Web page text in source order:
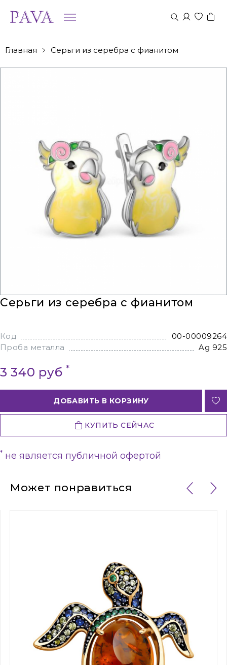
Главная Серьги из серебра с фианитом
Серьги из серебра с фианитом
Код
00-00009264
Проба металла
Ag 925
3 340 руб*
ДОБАВИТЬ В КОРЗИНУ
КУПИТЬ СЕЙЧАС
* не является публичной офертой
Может понравиться